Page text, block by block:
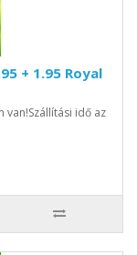
+ 1.95 Royal
van!Szállítási idő az